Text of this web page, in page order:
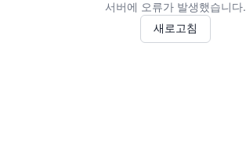
서버에 오류가 발생했습니다.
새로고침